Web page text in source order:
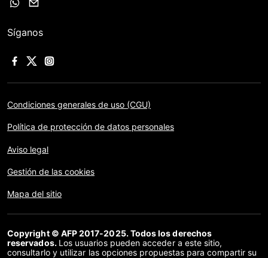
Síganos
Condiciones generales de uso (CGU)
Política de protección de datos personales
Aviso legal
Gestión de las cookies
Mapa del sitio
Copyright © AFP 2017-2025. Todos los derechos
reservados. Los usuarios pueden acceder a este sitio,
consultarlo y utilizar las opciones propuestas para compartir su